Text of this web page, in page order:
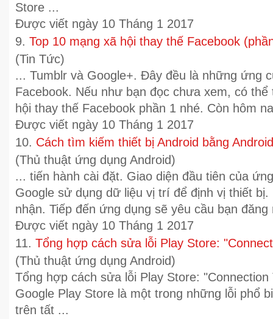
Store ...
Được viết ngày 10 Tháng 1 2017
9. Top 10 mạng xã hội thay thế Facebook
(Tin Tức)
... Tumblr và Google+. Đây đều là những ứng
Facebook. Nếu như bạn đọc chưa xem, có
hội thay thế Facebook phần 1 nhé. Còn hôm
Được viết ngày 10 Tháng 1 2017
10. Cách tìm kiếm thiết bị Android bằng
(Thủ thuật ứng dụng Android)
... tiến hành cài đặt. Giao diện đầu tiên của
Google sử dụng dữ liệu vị trí để định vị thiết bị.
nhận. Tiếp đến ứng dụng sẽ yêu cầu bạn
Được viết ngày 10 Tháng 1 2017
11. Tổng hợp cách sửa lỗi Play Store:
(Thủ thuật ứng dụng Android)
Tổng hợp cách sửa lỗi Play Store:
Google Play Store là một trong những lỗi phổ
trên tất ...